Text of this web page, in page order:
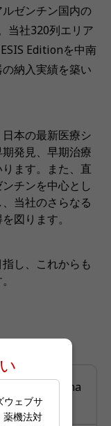
ゼンチン国内の
当社320列エリア
Editionを中南
納入実績を築い
本の最新医療シ
発見、早期治療
ます。また、直
チンを中心とし
当社のさらなる
図ります。
し、これからも
Argentina
ウェブサ
薬機法対